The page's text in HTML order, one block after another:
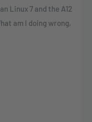
Linux 7 and the A12
am I doing wrong,